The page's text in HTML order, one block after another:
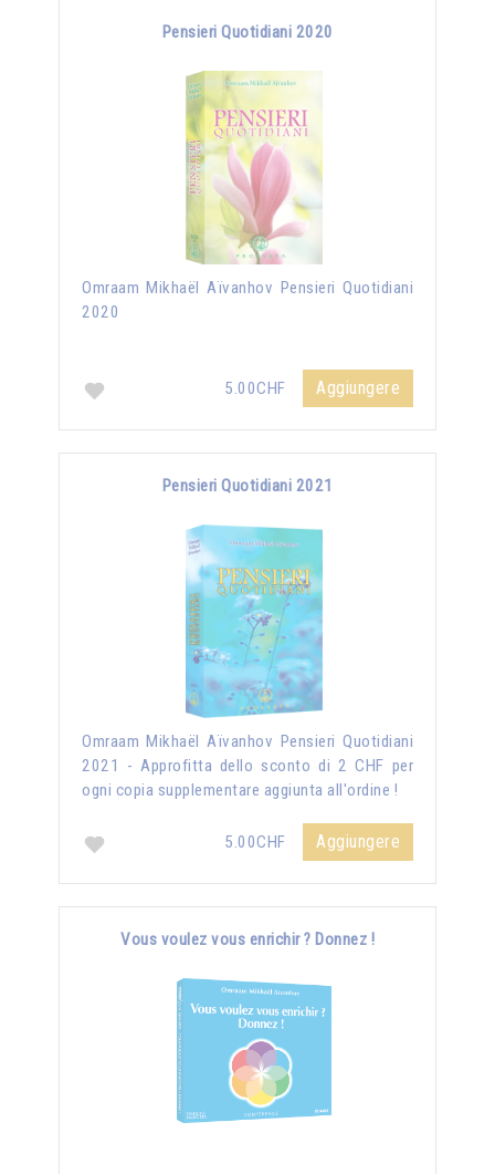
Pensieri Quotidiani 2020
Omraam Mikhaël Aïvanhov Pensieri Quotidiani
2020
5.00CHF Aggiungere
Pensieri Quotidiani 2021
Omraam Mikhaël Aïvanhov Pensieri Quotidiani
2021 - Approfitta dello sconto di 2 CHF per
ogni copia supplementare aggiunta all'ordine !
5.00CHF Aggiungere
Vous voulez vous enrichir ? Donnez !